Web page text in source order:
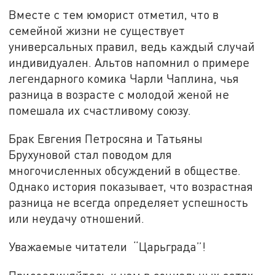
Вместе с тем юморист отметил, что в
семейной жизни не существует
универсальных правил, ведь каждый случай
индивидуален. Альтов напомнил о примере
легендарного комика Чарли Чаплина, чья
разница в возрасте с молодой женой не
помешала их счастливому союзу.
Брак Евгения Петросяна и Татьяны
Брухуновой стал поводом для
многочисленных обсуждений в обществе.
Однако история показывает, что возрастная
разница не всегда определяет успешность
или неудачу отношений.
Уважаемые читатели “Царьграда”!